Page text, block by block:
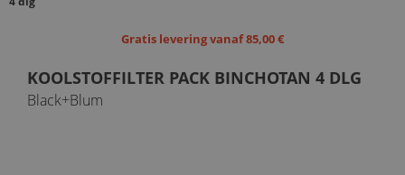
Gratis levering vanaf 85,00 €
KOOLSTOFFILTER PACK BINCHOTAN 4 DLG
Black+Blum